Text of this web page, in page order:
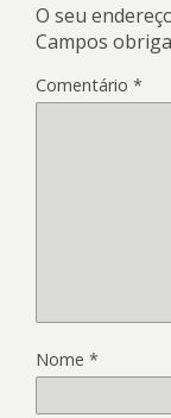
O seu
Campos
Comentário *
Nome *